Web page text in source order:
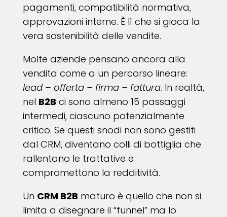
pagamenti, compatibilità normativa,
approvazioni interne. È lì che si gioca la
vera sostenibilità delle vendite.
Molte aziende pensano ancora alla
vendita come a un percorso lineare:
lead – offerta – firma – fattura. In realtà,
nel B2B ci sono almeno 15 passaggi
intermedi, ciascuno potenzialmente
critico. Se questi snodi non sono gestiti
dal CRM, diventano colli di bottiglia che
rallentano le trattative e
compromettono la redditività.
Un CRM B2B maturo è quello che non si
limita a disegnare il “funnel” ma lo